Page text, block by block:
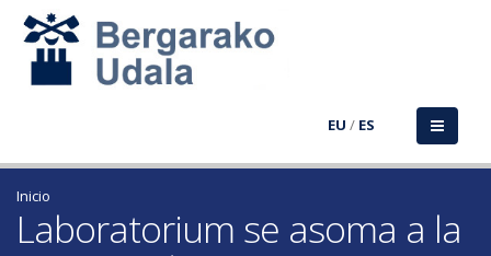
EU / ES
Inicio
Laboratorium se asoma a la